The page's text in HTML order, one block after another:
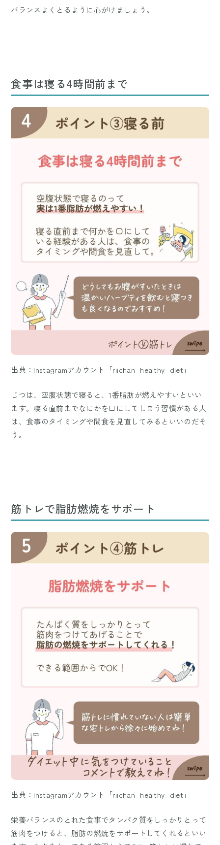
バランスよくとるように心がけましょう。
食事は寝る4時間前まで
出典：Instagramアカウント「riichan_healthy_diet」
じつは、空腹状態で寝ると、1番脂肪が燃えやすいといい
ます。寝る直前までなにかを口にしてしまう習慣がある人
は、食事のタイミングや間食を見直してみるといいのだそ
う。
筋トレで脂肪燃焼をサポート
出典：Instagramアカウント「riichan_healthy_diet」
栄養バランスのとれた食事でタンパク質をしっかりとって
筋肉をつけると、脂肪の燃焼をサポートしてくれるといい